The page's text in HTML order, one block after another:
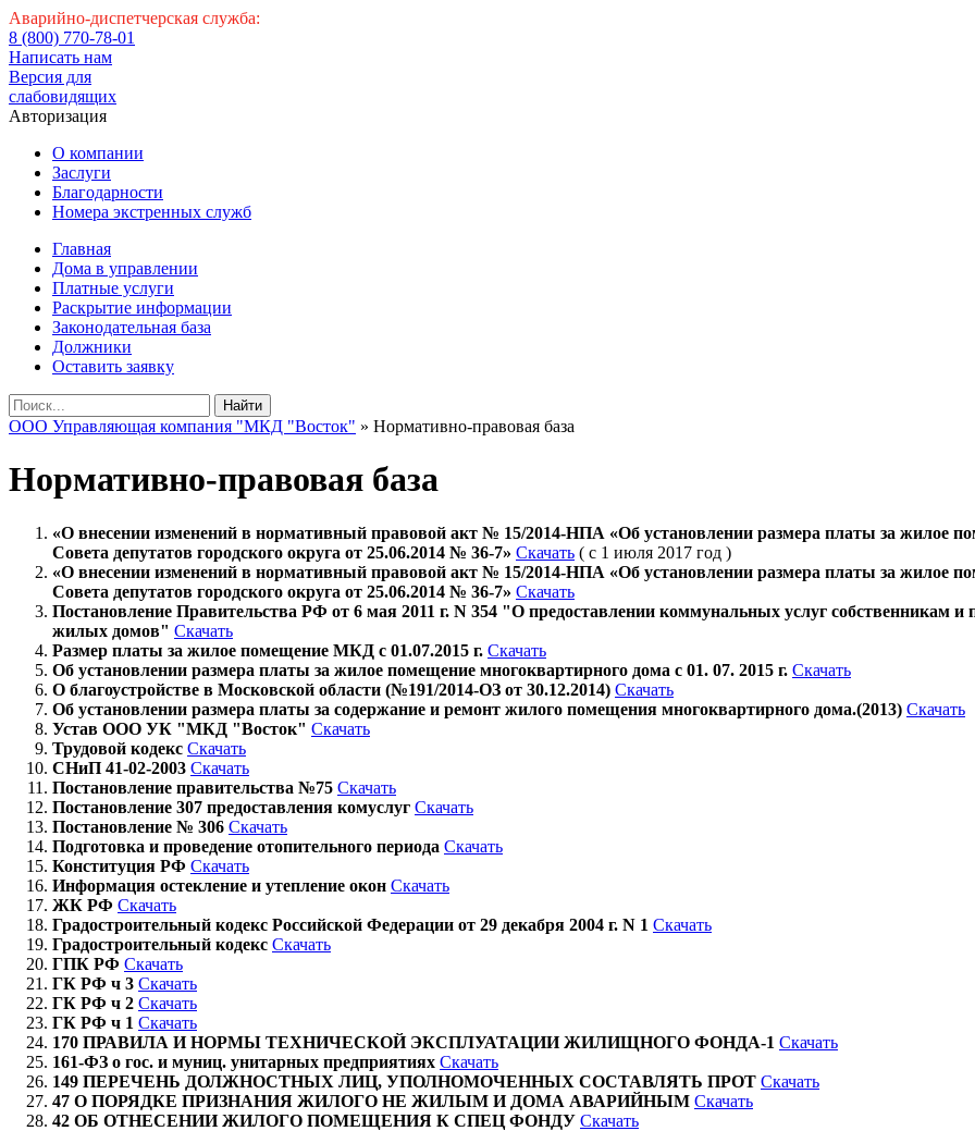
Аварийно-диспетчерская служба:
8 (800) 770-78-01
Написать нам
Версия для
слабовидящих
Авторизация
О компании
Заслуги
Благодарности
Номера экстренных служб
Главная
Дома в управлении
Платные услуги
Раскрытие информации
Законодательная база
Должники
Оставить заявку
Найти
ООО Управляющая компания "МКД "Восток" » Нормативно-правовая база
Нормативно-правовая база
«О внесении изменений в нормативный правовой акт № 15/2014-НПА «Об установлении размера платы за жилое
Совета депутатов городского округа от 25.06.2014 № 36-7» Скачать ( с 1 июля 2017 год )
«О внесении изменений в нормативный правовой акт № 15/2014-НПА «Об установлении размера платы за жилое
Совета депутатов городского округа от 25.06.2014 № 36-7» Скачать
Постановление Правительства РФ от 6 мая 2011 г. N 354 "О предоставлении коммунальных услуг собственникам
жилых домов" Скачать
Размер платы за жилое помещение МКД с 01.07.2015 г. Скачать
Об установлении размера платы за жилое помещение многоквартирного дома с 01. 07. 2015 г. Скачать
О благоустройстве в Московской области (№191/2014-ОЗ от 30.12.2014) Скачать
Об установлении размера платы за содержание и ремонт жилого помещения многоквартирного дома.(2013) Скачать
Устав ООО УК "МКД "Восток" Скачать
Трудовой кодекс Скачать
СНиП 41-02-2003 Скачать
Постановление правительства №75 Скачать
Постановление 307 предоставления комуслуг Скачать
Постановление № 306 Скачать
Подготовка и проведение отопительного периода Скачать
Конституция РФ Скачать
Информация остекление и утепление окон Скачать
ЖК РФ Скачать
Градостроительный кодекс Российской Федерации от 29 декабря 2004 г. N 1 Скачать
Градостроительный кодекс Скачать
ГПК РФ Скачать
ГК РФ ч 3 Скачать
ГК РФ ч 2 Скачать
ГК РФ ч 1 Скачать
170 ПРАВИЛА И НОРМЫ ТЕХНИЧЕСКОЙ ЭКСПЛУАТАЦИИ ЖИЛИЩНОГО ФОНДА-1 Скачать
161-ФЗ о гос. и муниц. унитарных предприятиях Скачать
149 ПЕРЕЧЕНЬ ДОЛЖНОСТНЫХ ЛИЦ, УПОЛНОМОЧЕННЫХ СОСТАВЛЯТЬ ПРОТ Скачать
47 О ПОРЯДКЕ ПРИЗНАНИЯ ЖИЛОГО НЕ ЖИЛЫМ И ДОМА АВАРИЙНЫМ Скачать
42 ОБ ОТНЕСЕНИИ ЖИЛОГО ПОМЕЩЕНИЯ К СПЕЦ ФОНДУ Скачать